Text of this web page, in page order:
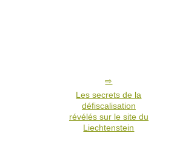
Les secrets de la
défiscalisation
révélés sur le site du
Liechtenstein